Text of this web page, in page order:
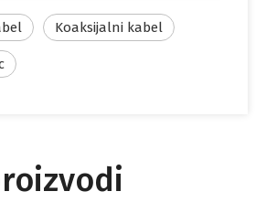
Koaksijalni kabel